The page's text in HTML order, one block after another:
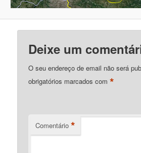
Deixe um
O seu endereço de email não será
obrigatórios marcados com*
Comentário *